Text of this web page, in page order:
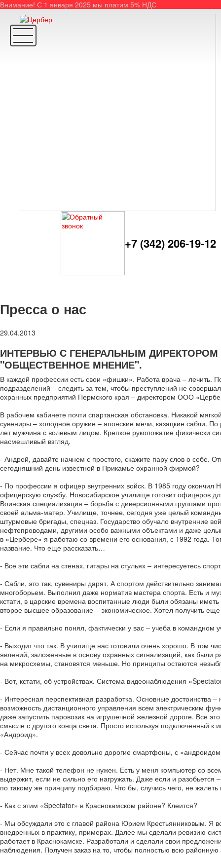
Внимание! С 1 января 2025 мы платим 5% НДС
+7 (342) 206-19-12
Пресса о нас
29.04.2013
ИНТЕРВЬЮ С ГЕНЕРАЛЬНЫМ
"ОБЩЕСТВЕННОЕ МНЕНИЕ".
В каждой профессии есть свои «фишки». Работа врача – лечить.
подразделений – следить за тем, чтобы преступлений не
охранных предприятий Пермского края – директором ООО
В рабочем кабинете почти спартанская обстановка. Никакой
сувениры – холодное оружие – японские мечи, казацкие сабли.
лет мужчина с волевым лицом. Крепкое рукопожатие физически
насмешливый взгляд.
- Андрей, давайте начнем с простого, скажите пару слов о себе.
сегодняшний день известной в Прикамье охранной фирмой?
- По профессии я офицер внутренних войск. В 1985 году
офицерскую службу. Новосибирское училище готовит офицеров
Воинская специализация – борьба с диверсионными группами
своей альма-матер. Училище, точнее, сегодня уже целый
штурмовые бригады, спецназ. Государство обучало внутренние
нефтепроводами, другими особо важными объектами и даже
в «Цербере» я работаю со времени его основания, с 1992 года.
название. Что еще рассказать…
- Все эти сабли на стенах, гитары на стульях – интересуетесь
- Сабли, это так, сувениры дарят. А спортом действительно
многоборьем. Выполнил даже норматив мастера спорта. Есть и
кстати, в царские времена воспитанные люди были обязаны
второе высшее образование – экономическое. Хотел получить
- Если я правильно понял, фактически у вас – учеба в
- Выходит что так. В училище нас готовили очень хорошо. В том
явлений, заложенные в основу охранных сигнализаций, как были
на микросхемы, становятся меньше. Но принципы остаются
- Вот, кстати, об устройствах. Система видеонаблюдения
- Интересная перспективная разработка. Основные достоинства
возможность дистанционного управления всем электрическим
даже запустить паровозик на игрушечной железной дороге. Все
смысле с другого конца света. Просто используя подключенный
«Андроид».
- Сейчас почти у всех довольно дорогие смартфоны, с
- Нет. Мне такой телефон не нужен. Есть у меня компьютер со
выдержит, если не сильно его нагружать. Даже если и
по такому же принципу подбираю. Что бы, случись чего, не
- Как с этим «Spectator» в Краснокамском районе? Клеится?
- Мы обсуждали это с главой района Юрием Крестьянниковым. Я
внедренных в практику, примерах. Далее мы сделали ревизию
работает в Краснокамске. Разработали и сделали свои
наблюдения. Получен заказ на то, чтобы полностью всю